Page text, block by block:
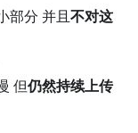
部分 并且不对这
但仍然持续上传